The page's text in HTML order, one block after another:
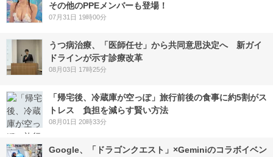
その他のPPEメンバーも登場！
07月31日 19時00分
うつ病治療、「医師任せ」から共同意思決定へ 新ガイ
ドラインが示す診療改革
08月03日 17時25分
「帰宅後、冷蔵庫が空っぽ」旅行前後の食事に約5割がス
トレス 負担を減らす賢い方法
08月01日 20時33分
Google、「ドラゴンクエスト」×Geminiのコラボイベン